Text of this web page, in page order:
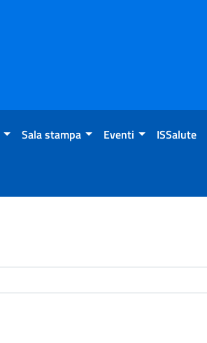
Sala stampa Eventi ISSalute